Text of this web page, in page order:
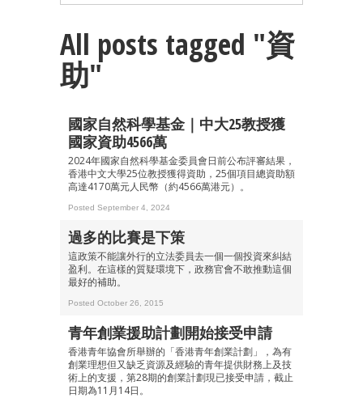
All posts tagged "資
助"
國家自然科學基金｜中大25教授獲
國家資助4566萬
2024年國家自然科學基金委員會日前公布評審結果，
香港中文大學25位教授獲得資助，25個項目總資助額
高達4170萬元人民幣（約4566萬港元）。
Posted September 4, 2024
過多的比賽是下策
這政策不能讓外行的立法委員去一個一個投資來糾結
盈利。在這樣的質疑環境下，政務官會不敢推動這個
最好的補助。
Posted October 26, 2015
青年創業援助計劃開始接受申請
香港青年協會所舉辦的「香港青年創業計劃」，為有
創業理想但又缺乏資源及經驗的青年提供財務上及技
術上的支援，第28期的創業計劃現已接受申請，截止
日期為11月14日。